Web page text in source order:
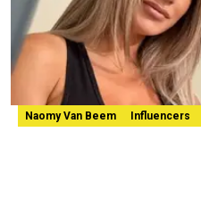
Naomy Van Beem Influencers